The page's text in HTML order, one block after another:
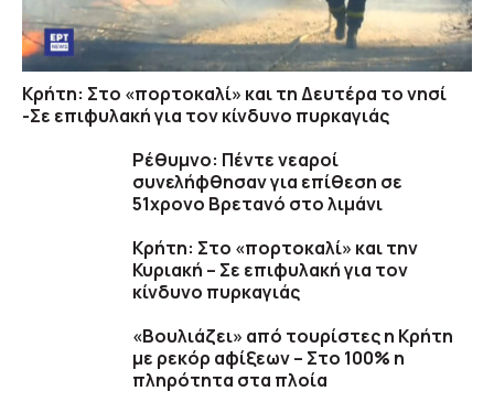
Κρήτη: Στο «πορτοκαλί» και τη Δευτέρα το νησί
-Σε επιφυλακή για τον κίνδυνο πυρκαγιάς
Ρέθυμνο: Πέντε νεαροί
συνελήφθησαν για επίθεση σε
51χρονο Βρετανό στο λιμάνι
Κρήτη: Στο «πορτοκαλί» και την
Κυριακή – Σε επιφυλακή για τον
κίνδυνο πυρκαγιάς
«Βουλιάζει» από τουρίστες η Κρήτη
με ρεκόρ αφίξεων – Στο 100% η
πληρότητα στα πλοία